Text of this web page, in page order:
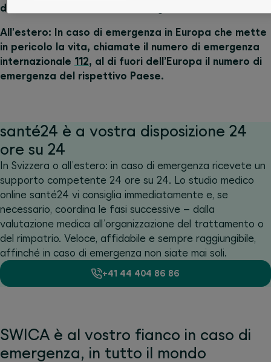
direttamente il numero di emergenza nazionale:
All’estero: In caso di emergenza in Europa che mette
in pericolo la vita, chiamate il numero di emergenza
internazionale 112, al di fuori dell’Europa il numero di
emergenza del rispettivo Paese.
santé24 è a vostra disposizione 24
ore su 24
In Svizzera o all’estero: in caso di emergenza ricevete un
supporto competente 24 ore su 24. Lo studio medico
online santé24 vi consiglia immediatamente e, se
necessario, coordina le fasi successive – dalla
valutazione medica all’organizzazione del trattamento o
del rimpatrio. Veloce, affidabile e sempre raggiungibile,
affinché in caso di emergenza non siate mai soli.
+41 44 404 86 86
SWICA è al vostro fianco in caso di
emergenza, in tutto il mondo